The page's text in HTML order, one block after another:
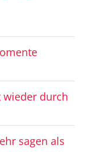
durch
sagen als